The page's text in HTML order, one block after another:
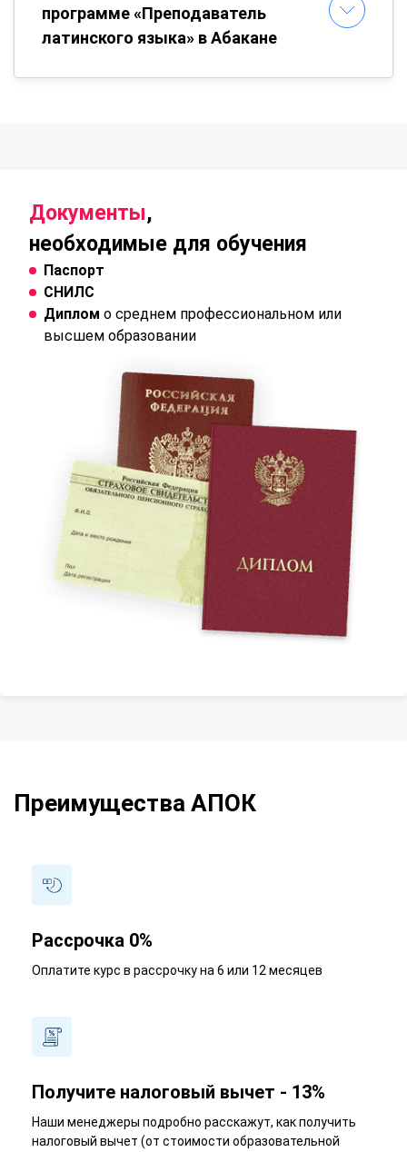
программе «Преподаватель
латинского языка» в Абакане
Документы,
необходимые для обучения
Паспорт
СНИЛС
Диплом о среднем профессиональном или
высшем образовании
Преимущества АПОК
Рассрочка 0%
Оплатите курс в рассрочку на 6 или 12 месяцев
Получите налоговый вычет - 13%
Наши менеджеры подробно расскажут, как получить
налоговый вычет (от стоимости образовательной